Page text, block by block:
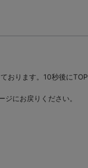
おります。10秒後にTOP
にお戻りください。